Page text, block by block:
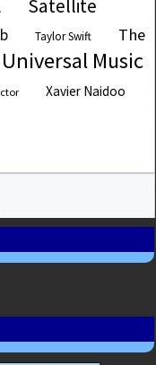
Satellite
Taylor Swift
The
Universal Music
Xavier Naidoo